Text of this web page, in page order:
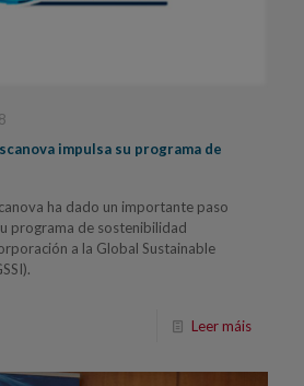
impulsa su programa de
ha dado un importante paso
programa de sostenibilidad
a la Global Sustainable
Leer máis